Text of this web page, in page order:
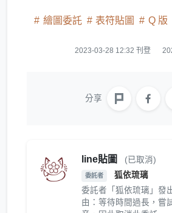
繪圖委託 表符貼圖 Q 版
2023-03-28 12:32 刊登
分享
line貼圖 (已取消)
委託者
狐依琉璃
委託者「狐依琉璃」發
由：等待時間過長，嘗